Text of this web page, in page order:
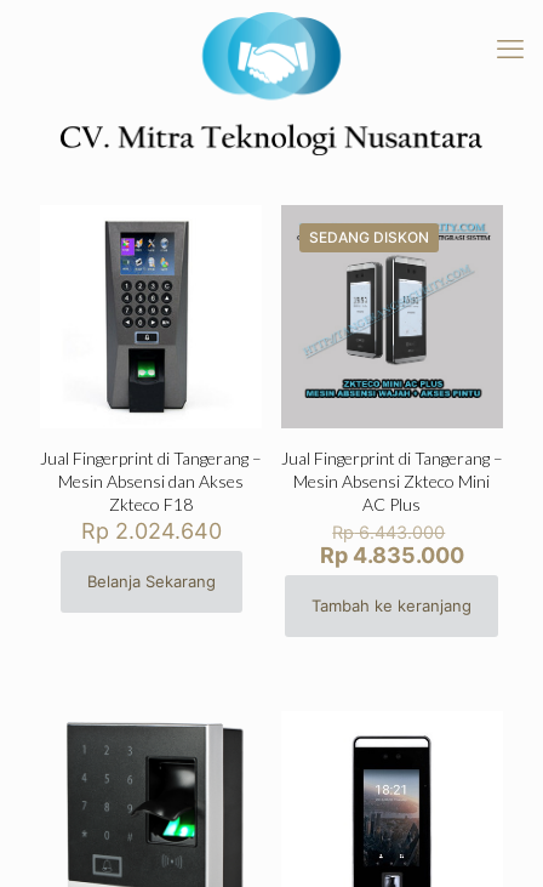
Jual Fingerprint di Tangerang –
Mesin Absensi dan Akses
Zkteco F18
Rp 2.024.640
Belanja Sekarang
SEDANG DISKON
Jual Fingerprint di Tangerang –
Mesin Absensi Zkteco Mini
AC Plus
Rp6.443.000
aslinya
adalah:
Rp
Rp4.835.000Harga
saat
ini
adalah:
Rp
Tambah ke keranjang